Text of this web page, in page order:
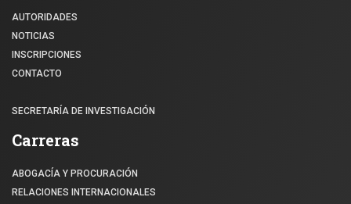
AUTORIDADES
NOTICIAS
INSCRIPCIONES
CONTACTO
SECRETARÍA DE INVESTIGACIÓN
Carreras
ABOGACÍA Y PROCURACIÓN
RELACIONES INTERNACIONALES